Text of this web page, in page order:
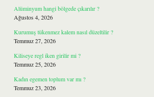
Alüminyum hangi bölgede çıkarılır ?
Ağustos 4, 2026
Kurumuş tükenmez kalem nasıl düzeltilir ?
Temmuz 27, 2026
Kiliseye regl iken girilir mi ?
Temmuz 25, 2026
Kadın egemen toplum var mı ?
Temmuz 23, 2026